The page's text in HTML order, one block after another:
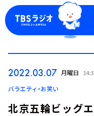
ログイン
2022.03.07 月曜日
バラエティ・お笑い
北京五輪ビッグ